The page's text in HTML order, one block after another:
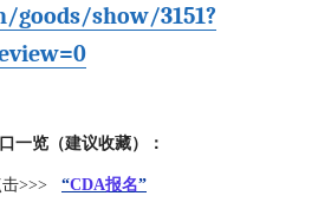
goods/show/3151?
一览（建议收藏）：
>>> “CDA报名”